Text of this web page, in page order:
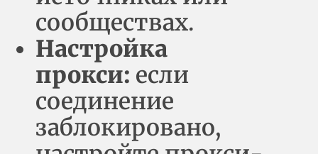
сообществах.
Настройка
прокси: если
соединение
заблокировано,